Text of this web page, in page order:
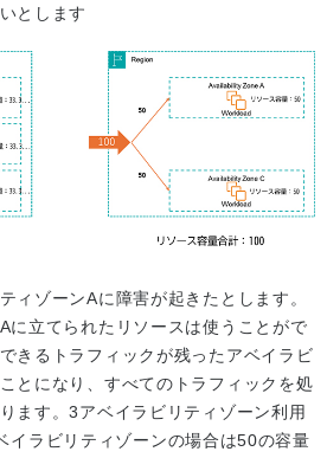
とします
ィゾーンAに障害が起きたとします。
に立てられたリソースは使うことがで
きるトラフィックが残ったアベイラビ
とになり、すべてのトラフィックを処
ます。3アベイラビリティゾーン利用
イラビリティゾーンの場合は50の容量